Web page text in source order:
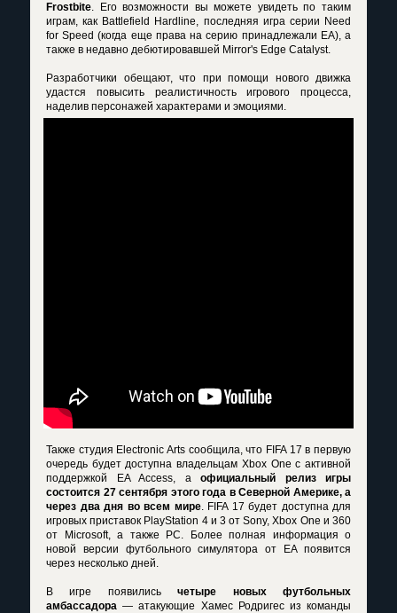
Frostbite. Его возможности вы можете увидеть по таким
играм, как Battlefield Hardline, последняя игра серии Need
for Speed (когда еще права на серию принадлежали EA), а
также в недавно дебютировавшей Mirror's Edge Catalyst.
Разработчики обещают, что при помощи нового движка
удастся повысить реалистичность игрового процесса,
наделив персонажей характерами и эмоциями.
Также студия Electronic Arts сообщила, что FIFA 17 в первую
очередь будет доступна владельцам Xbox One с активной
поддержкой EA Access, а официальный релиз игры
состоится 27 сентября этого года в Северной Америке, а
через два дня во всем мире. FIFA 17 будет доступна для
игровых приставок PlayStation 4 и 3 от Sony, Xbox One и 360
от Microsoft, а также PC. Более полная информация о
новой версии футбольного симулятора от EA появится
через несколько дней.
В игре появилисьчетыре новых футбольных
амбассадора — атакующие Хамес Родригес из команды